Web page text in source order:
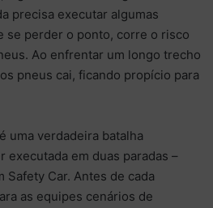
precisa executar algumas
se perder o ponto, corre o risco
Ao enfrentar um longo trecho
pneus cai, ficando propício para
uma verdadeira batalha
executada em duas paradas –
Safety Car. Antes de cada
as equipes cenários de